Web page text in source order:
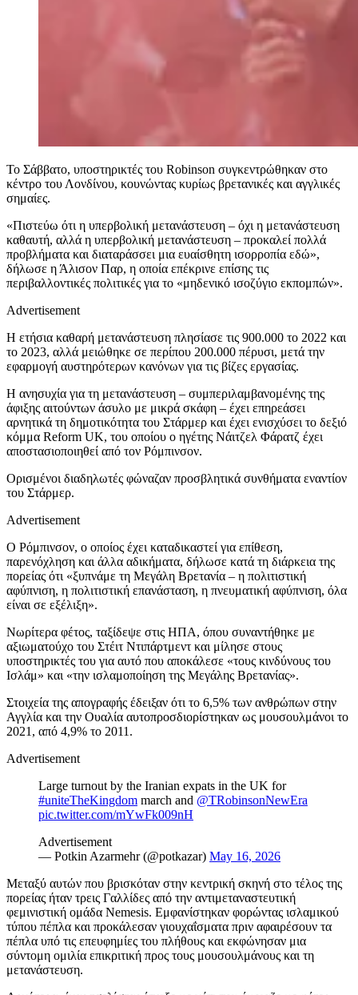
Το Σάββατο, υποστηρικτές του Robinson συγκεντρώθηκαν στο
κέντρο του Λονδίνου, κουνώντας κυρίως βρετανικές και αγγλικές
σημαίες.
«Πιστεύω ότι η υπερβολική μετανάστευση – όχι η μετανάστευση
καθαυτή, αλλά η υπερβολική μετανάστευση – προκαλεί πολλά
προβλήματα και διαταράσσει μια ευαίσθητη ισορροπία εδώ»,
δήλωσε η Άλισον Παρ, η οποία επέκρινε επίσης τις
περιβαλλοντικές πολιτικές για το «μηδενικό ισοζύγιο εκπομπών».
Advertisement
Η ετήσια καθαρή μετανάστευση πλησίασε τις 900.000 το 2022 και
το 2023, αλλά μειώθηκε σε περίπου 200.000 πέρυσι, μετά την
εφαρμογή αυστηρότερων κανόνων για τις βίζες εργασίας.
Η ανησυχία για τη μετανάστευση – συμπεριλαμβανομένης της
άφιξης αιτούντων άσυλο με μικρά σκάφη – έχει επηρεάσει
αρνητικά τη δημοτικότητα του Στάρμερ και έχει ενισχύσει το δεξιό
κόμμα Reform UK, του οποίου ο ηγέτης Νάιτζελ Φάρατζ έχει
αποστασιοποιηθεί από τον Ρόμπινσον.
Ορισμένοι διαδηλωτές φώναζαν προσβλητικά συνθήματα εναντίον
του Στάρμερ.
Advertisement
Ο Ρόμπινσον, ο οποίος έχει καταδικαστεί για επίθεση,
παρενόχληση και άλλα αδικήματα, δήλωσε κατά τη διάρκεια της
πορείας ότι «ξυπνάμε τη Μεγάλη Βρετανία – η πολιτιστική
αφύπνιση, η πολιτιστική επανάσταση, η πνευματική αφύπνιση, όλα
είναι σε εξέλιξη».
Νωρίτερα φέτος, ταξίδεψε στις ΗΠΑ, όπου συναντήθηκε με
αξιωματούχο του Στέιτ Ντιπάρτμεντ και μίλησε στους
υποστηρικτές του για αυτό που αποκάλεσε «τους κινδύνους του
Ισλάμ» και «την ισλαμοποίηση της Μεγάλης Βρετανίας».
Στοιχεία της απογραφής έδειξαν ότι το 6,5% των ανθρώπων στην
Αγγλία και την Ουαλία αυτοπροσδιορίστηκαν ως μουσουλμάνοι το
2021, από 4,9% το 2011.
Advertisement
Large turnout by the Iranian expats in the UK for
#uniteTheKingdom march and @TRobinsonNewEra
pic.twitter.com/mYwFk009nH
Advertisement
— Potkin Azarmehr (@potkazar) May 16, 2026
Μεταξύ αυτών που βρισκόταν στην κεντρική σκηνή στο τέλος της
πορείας ήταν τρεις Γαλλίδες από την αντιμεταναστευτική
φεμινιστική ομάδα Nemesis. Εμφανίστηκαν φορώντας ισλαμικού
τύπου πέπλα και προκάλεσαν γιουχαΐσματα πριν αφαιρέσουν τα
πέπλα υπό τις επευφημίες του πλήθους και εκφώνησαν μια
σύντομη ομιλία επικριτική προς τους μουσουλμάνους και τη
μετανάστευση.